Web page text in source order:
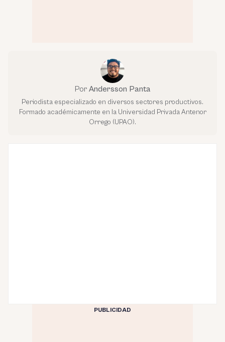
Por Andersson Panta
Periodista especializado en diversos sectores productivos.
Formado académicamente en la Universidad Privada Antenor
Orrego (UPAO).
PUBLICIDAD